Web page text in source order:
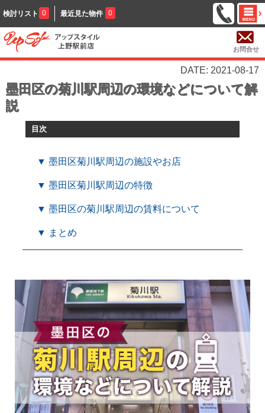
検討リスト 0 最近見た物件 0
お問合せ
DATE: 2021-08-17
墨田区の菊川駅周辺の環境などについて解
説
目次
▼ 墨田区菊川駅周辺の施設やお店
▼ 墨田区菊川駅周辺の特徴
▼ 墨田区の菊川駅周辺の賃料について
▼ まとめ